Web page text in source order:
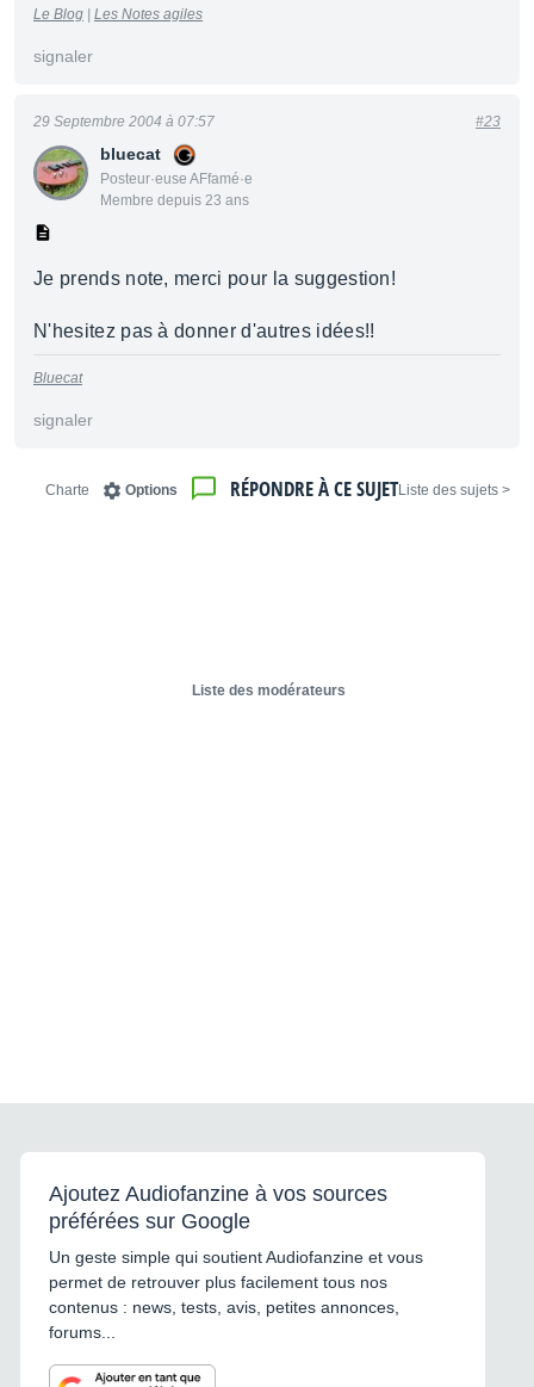
Le Blog Les Notes agiles
signaler
bluecat
Posteur·euse AFfamé·e
Membre depuis 23 ans
29 Septembre 2004 à 07:57 #23
Je prends note, merci pour la suggestion!
N'hesitez pas à donner d'autres idées!!
Bluecat
signaler
< Liste des sujets
RÉPONDRE À CE SUJET
Options
Charte
Liste des modérateurs
Ajoutez Audiofanzine à vos sources
préférées sur Google
Un geste simple qui soutient Audiofanzine et vous
permet de retrouver plus facilement tous nos
contenus : news, tests, avis, petites annonces,
forums...